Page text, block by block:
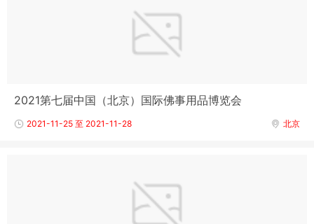
2021第七届中国（北京）国际佛事用品博览会
北京
2021-11-25 至 2021-11-28